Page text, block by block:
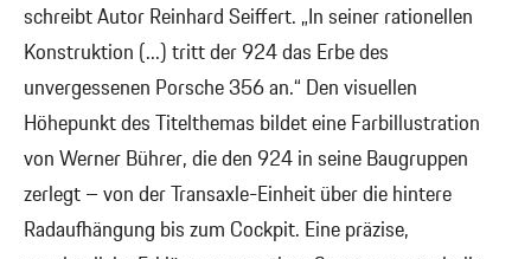
schreibt Autor Reinhard Seiffert. „In seiner rationellen
Konstruktion (...) tritt der 924 das Erbe des
unvergessenen Porsche 356 an.“ Den visuellen
Höhepunkt des Titelthemas bildet eine Farbillustration
von Werner Bührer, die den 924 in seine Baugruppen
zerlegt – von der Transaxle-Einheit über die hintere
Radaufhängung bis zum Cockpit. Eine präzise,